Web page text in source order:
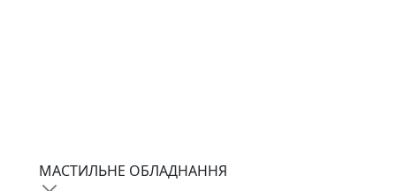
МАСТИЛЬНЕ ОБЛАДНАННЯ